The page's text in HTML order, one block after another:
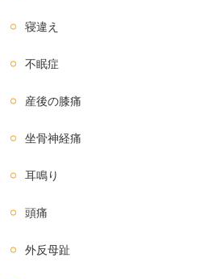
寝違え
不眠症
産後の膝痛
坐骨神経痛
耳鳴り
頭痛
外反母趾